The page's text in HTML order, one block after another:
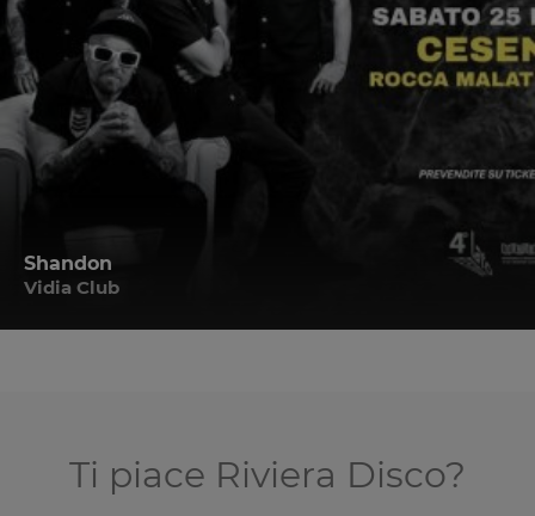
Shandon
Vidia Club
Ti piace Riviera Disco?